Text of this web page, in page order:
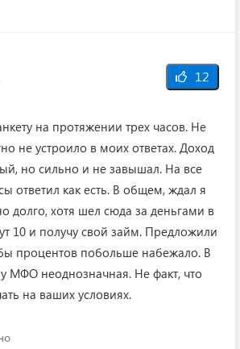
12
на протяжении трех часов. Не
не устроило в моих ответах. Доход
но сильно и не завышал. На все
ответил как есть. В общем, ждал я
долго, хотя шел сюда за деньгами в
10 и получу свой займ. Предложили
процентов побольше набежало. В
МФО неоднозначная. Не факт, что
на ваших условиях.